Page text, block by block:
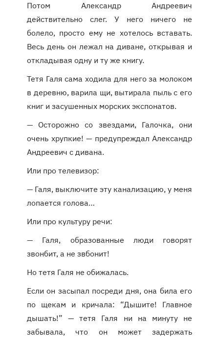
Потом Александр Андреевич
действительно слег. У него ничего не
болело, просто ему не хотелось вставать.
Весь день он лежал на диване, открывая и
откладывая одну и ту же книгу.
Тетя Галя сама ходила для него за молоком
в деревню, варила щи, вытирала пыль с его
книг и засушенных морских экспонатов.
— Осторожно со звездами, Галочка, они
очень хрупкие! — предупреждал Александр
Андреевич с дивана.
Или про телевизор:
— Галя, выключите эту канализацию, у меня
лопается голова…
Или про культуру речи:
— Галя, образованные люди говорят
звонбит, а не звбонит!
Но тетя Галя не обижалась.
Если он засыпал посреди дня, она била его
по щекам и кричала: “Дышите! Главное
дышать!” — тетя Галя ни на минуту не
забывала, что он может задержать